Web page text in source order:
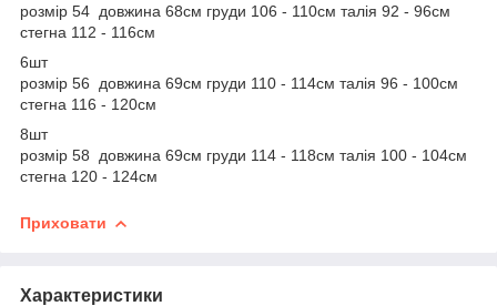
розмір 54 довжина 68см груди 106 - 110см талія 92 - 96см
стегна 112 - 116см
6шт
розмір 56 довжина 69см груди 110 - 114см талія 96 - 100см
стегна 116 - 120см
8шт
розмір 58 довжина 69см груди 114 - 118см талія 100 - 104см
стегна 120 - 124см
Приховати
Характеристики